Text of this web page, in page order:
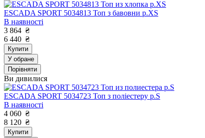
ESCADA SPORT 5034813 Топ з бавовни р.XS
В наявності
3 864 ₴
6 440 ₴
Купити
У обране
Порівняти
Ви дивилися
ESCADA SPORT 5034723 Топ з поліестеру р.S
В наявності
4 060 ₴
8 120 ₴
Купити